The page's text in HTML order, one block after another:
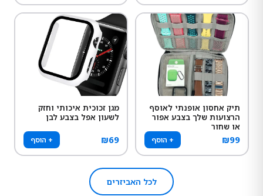
תיק אחסון אופנתי לאוסף
הרצועות שלך בצבע אפור
או שחור
₪99 + הוסף
מגן זכוכית איכותי וחזק
לשעון אפל בצבע לבן
₪69 + הוסף
לכל האביזרים